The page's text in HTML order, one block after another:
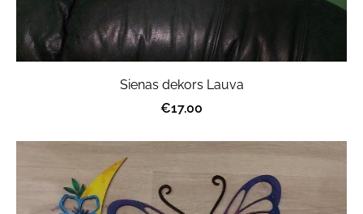
Sienas dekors Lauva
€17.00